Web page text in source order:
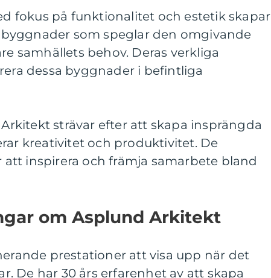
fokus på funktionalitet och estetik skapar
som speglar den omgivande
samhällets behov. Deras verkliga
dessa byggnader i befintliga
strävar efter att skapa insprängda
kreativitet och produktivitet. De
inspirera och främja samarbete bland
om Asplund Arkitekt
prestationer att visa upp när det
De har 30 års erfarenhet av att skapa